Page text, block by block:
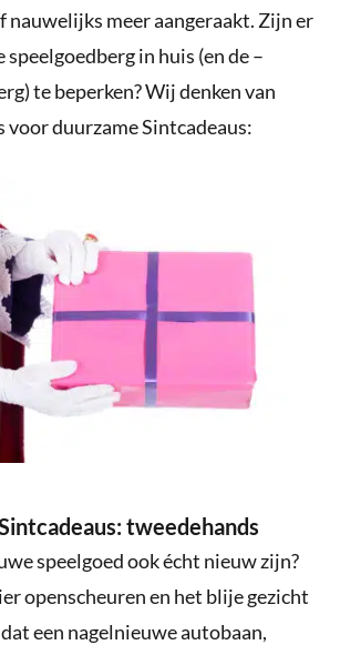
nauwelijks meer aangeraakt. Zijn er
speelgoedberg in huis (en de –
te beperken? Wij denken van
voor duurzame Sintcadeaus:
tweedehands
speelgoed ook écht nieuw zijn?
openscheuren en het blije gezicht
een nagelnieuwe autobaan,